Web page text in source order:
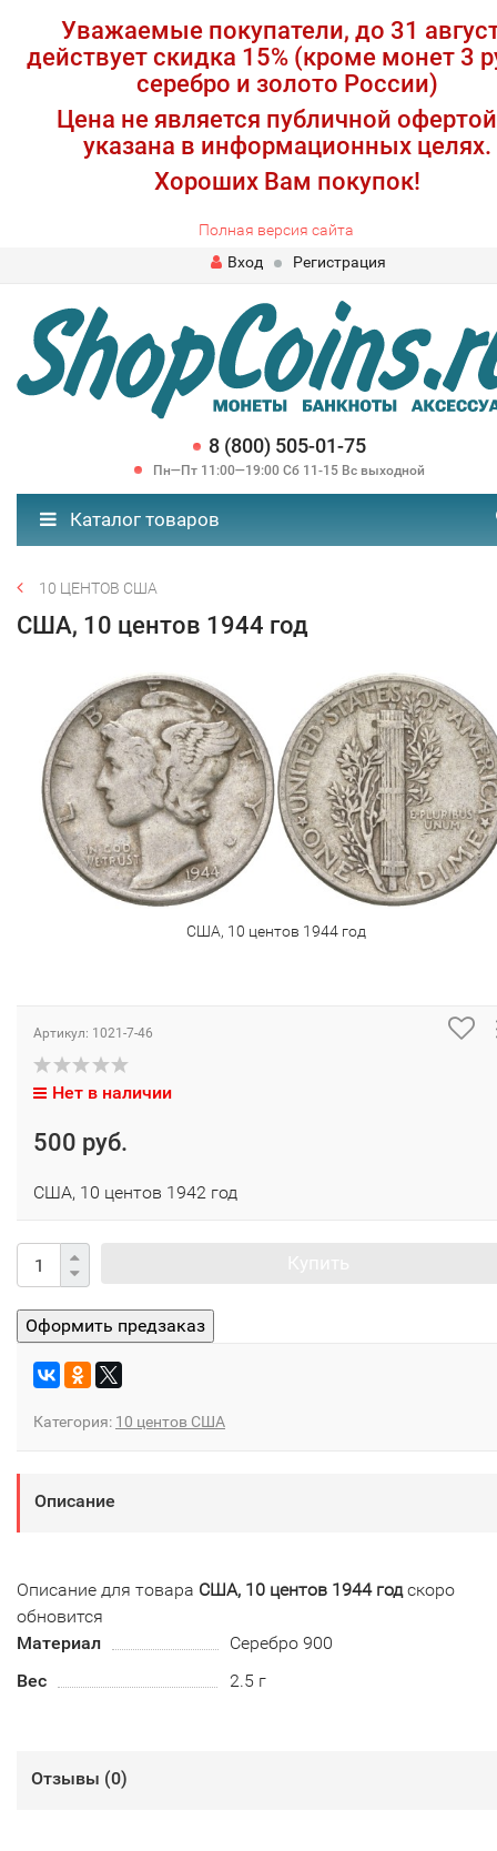
Уважаемые покупатели, до 31
действует скидка 15% (кроме монет 3
серебро и золото России)
Цена не является публичной
указана в информационных целях.
Хороших Вам покупок!
Полная версия сайта
Вход
Регистрация
8 (800) 505-01-75
Пн—Пт 11:00—19:00 Сб 11-15 Вс выходной
Каталог товаров
10 ЦЕНТОВ США
США, 10 центов 1944 год
США, 10 центов 1944 год
Артикул: 1021-7-46
Нет в наличии
500 руб.
США, 10 центов 1942 год
Категория: 10 центов США
Описание
Описание для товара США, 10 центов 1944 годскоро
обновится
Материал
Серебро 900
Вес
2.5 г
Отзывы (0)